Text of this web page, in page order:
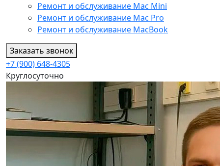
Ремонт и обслуживание Mac Mini
Ремонт и обслуживание Mac Pro
Ремонт и обслуживание MacBook
Заказать звонок
+7 (900) 648-4305
Круглосуточно